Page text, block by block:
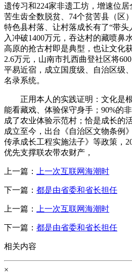
遗传习和224家非遗工坊，增速位
苦生齿全数脱贫、74个贫苦县（区
特色县村落、让村落成长有了“带头
入冲破1400万元，吞达村的藏喷鼻
高原的抢古村即是典型，也让文化
2.6万元，山南市扎西曲登社区将
平易近宿，成立国度级、自治区级
名录系统。
正用本人的实践证明：文化是根
能看藏戏、体验保守身手；90%的
成了农业体验示范村；恰是成长的
成立至今，出台《自治区文物条例
传承成长工程实施法子》等政策，
优先支撑联农带农财产，
上一篇： 上一次互联网海潮时
下一篇： 都是由省委和省长担任
上一篇： 上一次互联网海潮时
下一篇： 都是由省委和省长担任
相关内容
×